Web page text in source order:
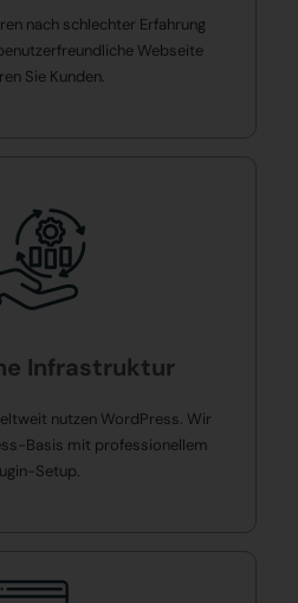
nach schlechter Erfahrung
Webseite
Sie Kunden.
Infrastruktur
nutzen WordPress. Wir
Basis mit professionellem
Setup.